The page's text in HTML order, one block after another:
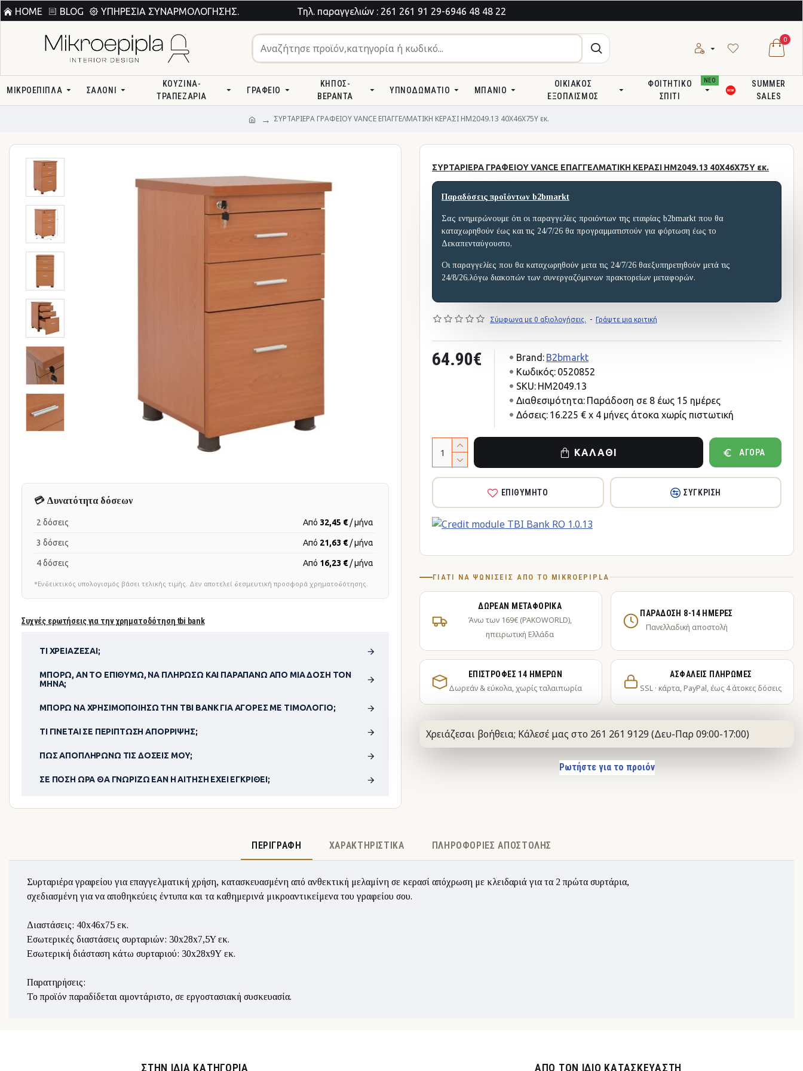
HOME BLOG ΥΠΗΡΕΣΊΑ ΣΥΝΑΡΜΟΛΌΓΗΣΗΣ. Τηλ. παραγγελιών : 261 261 91 29-6946 48 48 22
0
ΜΙΚΡΟΕΠΙΠΛΑ ΣΑΛΌΝΙ
ΚΟΥΖΊΝΑ-
ΤΡΑΠΕΖΑΡΊΑ
ΓΡΑΦΕΊΟ
ΚΉΠΟΣ-
ΒΕΡΆΝΤΑ
ΥΠΝΟΔΩΜΆΤΙΟ ΜΠΆΝΙΟ
ΟΙΚΙΑΚΌΣ
ΕΞΟΠΛΙΣΜΌΣ
ΦΟΙΤΗΤΙΚΌ
ΣΠΊΤΙ
ΝΕΟ
SUMMER
SALES
ΣΥΡΤΑΡΙΕΡΑ ΓΡΑΦΕΙΟΥ VANCE ΕΠΑΓΓΕΛΜΑΤΙΚΗ ΚΕΡΑΣΙ HM2049.13 40X46X75Υ εκ.
Συχνές ερωτήσεις για την χρηματοδότηση tbi bank
ΤΙ ΧΡΕΙΆΖΕΣΑΙ;
ΜΠΟΡΏ, ΑΝ ΤΟ ΕΠΙΘΥΜΏ, ΝΑ ΠΛΗΡΏΣΩ ΚΑΙ ΠΑΡΑΠΆΝΩ ΑΠΌ ΜΊΑ ΔΌΣΗ ΤΟΝ
ΜΉΝΑ;
ΜΠΟΡΏ ΝΑ ΧΡΗΣΙΜΟΠΟΊΗΣΩ ΤΗΝ TBI BANK ΓΙΑ ΑΓΟΡΈΣ ΜΕ ΤΙΜΟΛΌΓΙΟ;
ΤΙ ΓΊΝΕΤΑΙ ΣΕ ΠΕΡΊΠΤΩΣΗ ΑΠΌΡΡΙΨΗΣ;
ΠΏΣ ΑΠΟΠΛΗΡΏΝΩ ΤΙΣ ΔΌΣΕΙΣ ΜΟΥ;
ΣΕ ΠΌΣΗ ΏΡΑ ΘΑ ΓΝΩΡΊΖΩ ΕΆΝ Η ΑΊΤΗΣΗ ΈΧΕΙ ΕΓΚΡΙΘΕΊ;
💳 Δυνατότητα δόσεων
2 δόσεις Από 32,45 € / μήνα
3 δόσεις Από 21,63 € / μήνα
4 δόσεις Από 16,23 € / μήνα
*Ενδεικτικός υπολογισμός βάσει τελικής τιμής. Δεν αποτελεί δεσμευτική προσφορά χρηματοδότησης.
ΣΥΡΤΑΡΙΕΡΑ ΓΡΑΦΕΙΟΥ VANCE ΕΠΑΓΓΕΛΜΑΤΙΚΗ ΚΕΡΑΣΙ HM2049.13 40X46X75Υ εκ.
Παραδόσεις προϊόντων b2bmarkt
Σας ενημερώνουμε ότι οι παραγγελίες προιόντων της εταιρίας b2bmarkt που θα
καταχωρηθούν έως και τις 24/7/26 θα προγραμματιστούν για φόρτωση έως το
Δεκαπενταύγουστο,
Οι παραγγελίες που θα καταχωρηθούν μετα τις 24/7/26 θαεξυπηρετηθούν μετά τις
24/8/26,λόγω διακοπών των συνεργαζόμενων πρακτορείων μεταφορών.
Σύμφωνα με 0 αξιολογήσεις. - Γράψτε μια κριτική
64.90€ Brand: B2bmarkt
Κωδικός: 0520852
SKU: HM2049.13
Διαθεσιμότητα: Παράδοση σε 8 έως 15 ημέρες
Δόσεις: 16.225 € x 4 μήνες άτοκα χωρίς πιστωτική
ΚΑΛΆΘΙ ΑΓΟΡΆ
ΕΠΙΘΥΜΗΤΌ ΣΎΓΚΡΙΣΗ
ΓΙΑΤΊ ΝΑ ΨΩΝΊΣΕΙΣ ΑΠΌ ΤΟ MIKROEPIPLA
ΔΩΡΕΆΝ ΜΕΤΑΦΟΡΙΚΆ
Άνω των 169€ (PAKOWORLD),
ηπειρωτική Ελλάδα
ΠΑΡΆΔΟΣΗ 8-14 ΗΜΈΡΕΣ
Πανελλαδική αποστολή
ΕΠΙΣΤΡΟΦΈΣ 14 ΗΜΕΡΏΝ
Δωρεάν & εύκολα, χωρίς ταλαιπωρία
ΑΣΦΑΛΕΊΣ ΠΛΗΡΩΜΈΣ
SSL · κάρτα, PayPal, έως 4 άτοκες δόσεις
Χρειάζεσαι βοήθεια; Κάλεσέ μας στο 261 261 9129 (Δευ-Παρ 09:00-17:00)
Ρωτήστε για το προιόν
ΠΕΡΙΓΡΑΦΉ ΧΑΡΑΚΤΗΡΙΣΤΙΚΆ ΠΛΗΡΟΦΟΡΊΕΣ ΑΠΟΣΤΟΛΉΣ
Συρταριέρα γραφείου για επαγγελματική χρήση, κατασκευασμένη από ανθεκτική μελαμίνη σε κερασί απόχρωση με κλειδαριά για τα 2 πρώτα συρτάρια,
σχεδιασμένη για να αποθηκεύεις έντυπα και τα καθημερινά μικροαντικείμενα του γραφείου σου.
Διαστάσεις: 40x46x75 εκ.
Εσωτερικές διαστάσεις συρταριών: 30x28x7,5Y εκ.
Εσωτερική διάσταση κάτω συρταριού: 30x28x9Υ εκ.
Παρατηρήσεις:
Το προϊόν παραδίδεται αμοντάριστο, σε εργοστασιακή συσκευασία.
ΣΤΉΝ ΊΔΙΑ ΚΑΤΗΓΟΡΊΑ ΑΠΌ ΤΟΝ ΊΔΙΟ ΚΑΤΑΣΚΕΥΑΣΤΉ